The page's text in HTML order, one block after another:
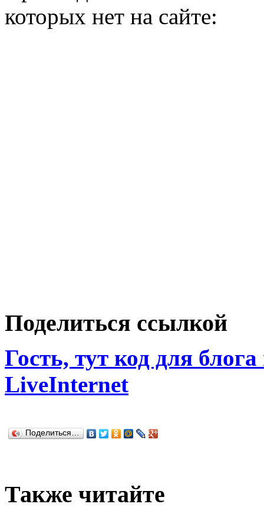
которых нет на сайте:
Поделиться ссылкой
Гость, тут код для
LiveInternet
Поделиться…
Также читайте